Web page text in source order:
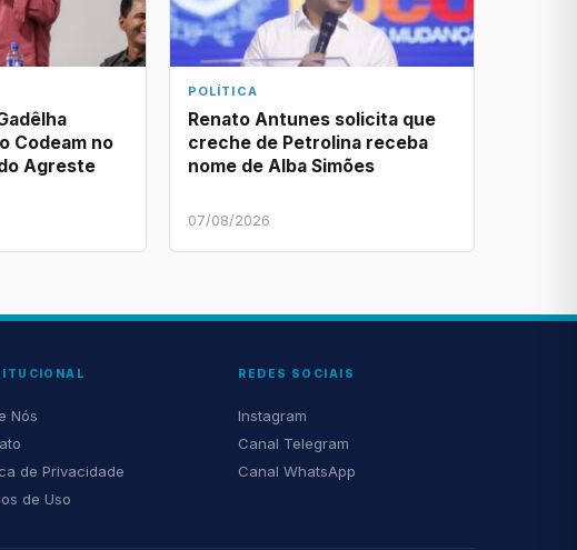
Codeam no
Agreste
POLÍTICA
Renato Antunes solicita que
creche de Petrolina receba
nome de Alba Simões
07/08/2026
Nós
de Privacidade
de Uso
REDES SOCIAIS
Instagram
Canal Telegram
Canal WhatsApp